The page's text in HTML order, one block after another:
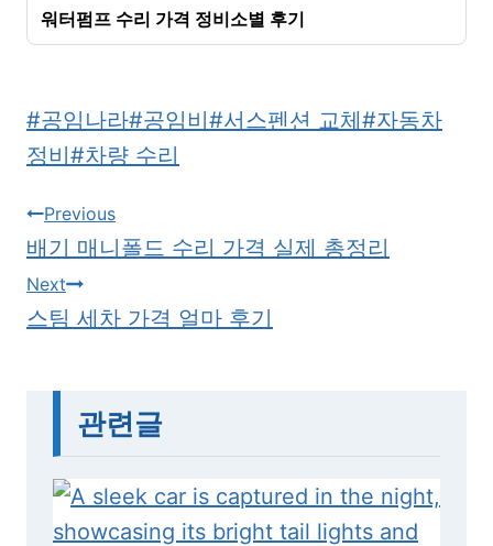
워터펌프 수리 가격 정비소별 후기
P
o
t
T
a
g
#공임나라#공임비#서스펜션 교체#자동차
정비#차량 수리
글
탐
Previous
배기 매니폴드 수리 가격 실제 총정리
Next
스팀 세차 가격 얼마 후기
관련글